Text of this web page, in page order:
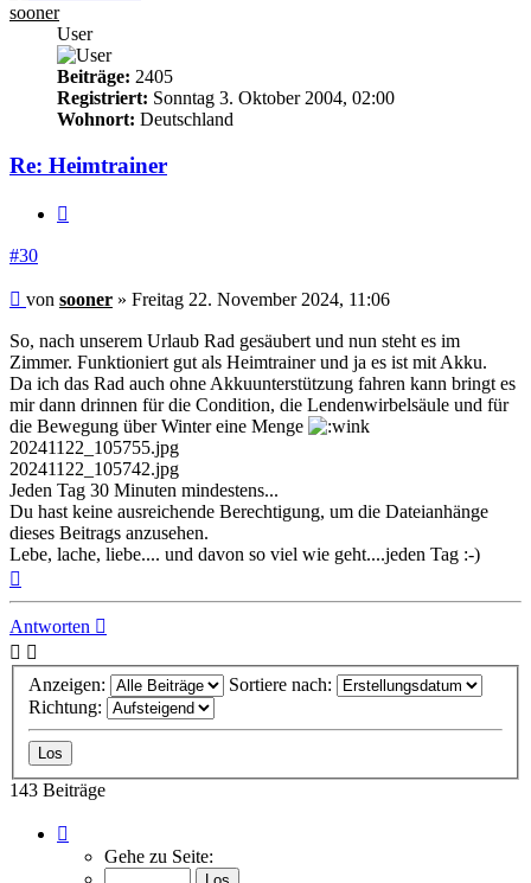
sooner
User
Beiträge: 2405
Registriert: Sonntag 3. Oktober 2004, 02:00
Wohnort: Deutschland
Re: Heimtrainer
#30
Beitrag
von sooner » Freitag 22. November 2024, 11:06
So, nach unserem Urlaub Rad gesäubert und nun steht es im
Zimmer. Funktioniert gut als Heimtrainer und ja es ist mit Akku.
Da ich das Rad auch ohne Akkuunterstützung fahren kann bringt es
mir dann drinnen für die Condition, die Lendenwirbelsäule und für
die Bewegung über Winter eine Menge
20241122_105755.jpg
20241122_105742.jpg
Jeden Tag 30 Minuten mindestens...
Du hast keine ausreichende Berechtigung, um die Dateianhänge
dieses Beitrags anzusehen.
Lebe, lache, liebe.... und davon so viel wie geht....jeden Tag :-)
Antworten
Anzeigen:
Sortiere nach:
Richtung:
143 Beiträge
von
Gehe zu Seite: